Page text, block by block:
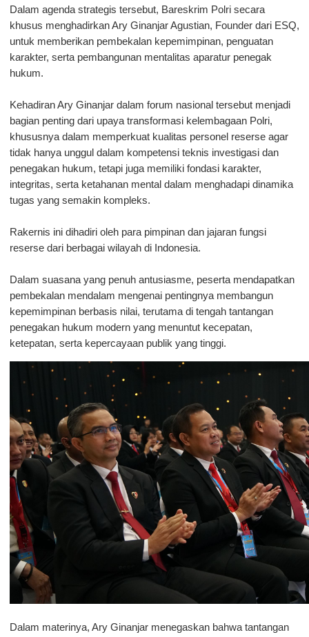
Dalam agenda strategis tersebut, Bareskrim Polri secara
khusus menghadirkan Ary Ginanjar Agustian, Founder dari ESQ,
untuk memberikan pembekalan kepemimpinan, penguatan
karakter, serta pembangunan mentalitas aparatur penegak
hukum.
Kehadiran Ary Ginanjar dalam forum nasional tersebut menjadi
bagian penting dari upaya transformasi kelembagaan Polri,
khususnya dalam memperkuat kualitas personel reserse agar
tidak hanya unggul dalam kompetensi teknis investigasi dan
penegakan hukum, tetapi juga memiliki fondasi karakter,
integritas, serta ketahanan mental dalam menghadapi dinamika
tugas yang semakin kompleks.
Rakernis ini dihadiri oleh para pimpinan dan jajaran fungsi
reserse dari berbagai wilayah di Indonesia.
Dalam suasana yang penuh antusiasme, peserta mendapatkan
pembekalan mendalam mengenai pentingnya membangun
kepemimpinan berbasis nilai, terutama di tengah tantangan
penegakan hukum modern yang menuntut kecepatan,
ketepatan, serta kepercayaan publik yang tinggi.
Dalam materinya, Ary Ginanjar menegaskan bahwa tantangan